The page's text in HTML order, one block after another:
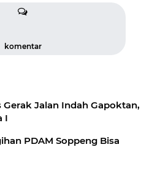
komentar
Jalan Indah Gapoktan,
I
PDAM Soppeng Bisa